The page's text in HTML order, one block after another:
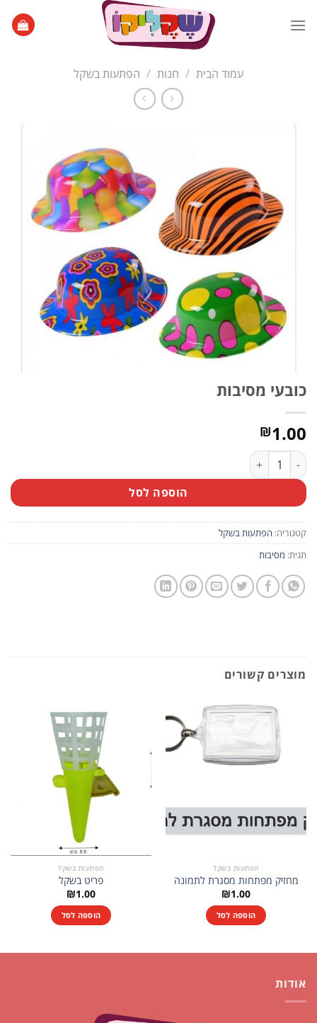
עמוד הבית / חנות / הפתעות בשקל
כובעי מסיבות
₪1.00
כמות של כובעי מסיבות
הוספה לסל
קטגוריה: הפתעות בשקל
תגית: מסיבות
מוצרים קשורים
הפתעות בשקל
מחזיק מפתחות מסגרת לתמונה
₪1.00
הוספה לסל
הפתעות בשקל
פריט בשקל
₪1.00
הוספה לסל
אודות